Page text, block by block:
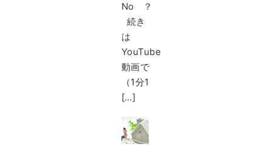
No ？
続き
は
YouTube
動画で
（1分1
[…]